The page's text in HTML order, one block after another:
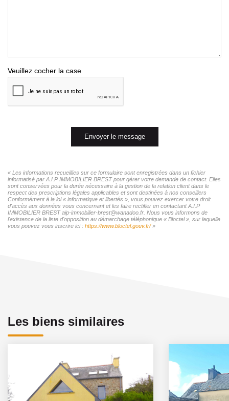
Veuillez cocher la case
Envoyer le message
« Les informations recueillies sur ce formulaire sont enregistrées dans un fichier
informatisé par A.I.P IMMOBILIER BREST pour gérer votre demande de contact. Elles
sont conservées pour la durée nécessaire à la gestion de la relation client dans le
respect des prescriptions légales applicables et sont destinées à nos conseillers
Conformément à la loi « informatique et libertés », vous pouvez exercer votre droit
d'accès aux données vous concernant et les faire rectifier en contactant A.I.P
IMMOBILIER BREST aip-immobilier-brest@wanadoo.fr. Nous vous informons de
l'existence de la liste d'opposition au démarchage téléphonique « Bloctel », sur laquelle
vous pouvez vous inscrire ici : https://www.bloctel.gouv.fr/»
Les biens similaires